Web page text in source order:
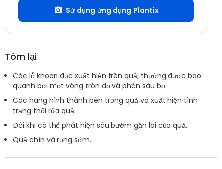
Sử dụng ứng dụng Plantix
Tóm lại
Các lỗ khoan đục xuất hiện trên quả, thường được bao
quanh bởi một vòng tròn đỏ và phân sâu bọ.
Các hang hình thành bên trong quả và xuất hiện tình
trạng thối rữa quả.
Đôi khi có thể phát hiện sâu bướm gần lõi của quả.
Quả chín và rụng sớm.